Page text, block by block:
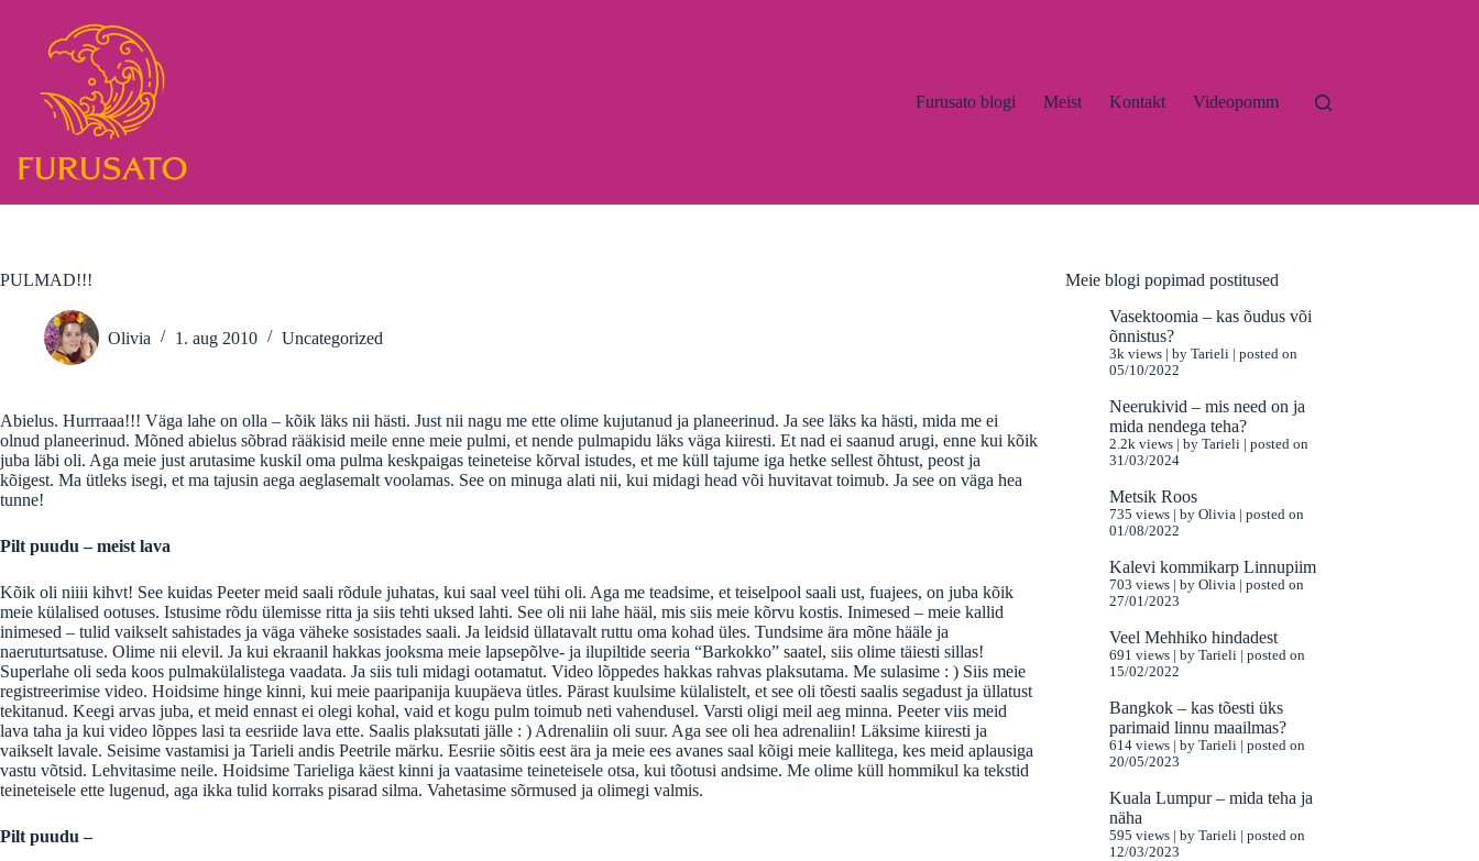
content
Furusato blogi Meist Kontakt Videopomm
PULMAD!!!
Olivia 1. aug 2010 Uncategorized
Abielus. Hurrraaa!!! Väga lahe on olla – kõik läks nii hästi. Just nii nagu me ette olime kujutanud ja planeerinud. Ja see läks ka hästi, mida me ei
olnud planeerinud. Mõned abielus sõbrad rääkisid meile enne meie pulmi, et nende pulmapidu läks väga kiiresti. Et nad ei saanud arugi, enne kui kõik
juba läbi oli. Aga meie just arutasime kuskil oma pulma keskpaigas teineteise kõrval istudes, et me küll tajume iga hetke sellest õhtust, peost ja
kõigest. Ma ütleks isegi, et ma tajusin aega aeglasemalt voolamas. See on minuga alati nii, kui midagi head või huvitavat toimub. Ja see on väga hea
tunne!
Pilt puudu – meist lava
Kõik oli niiii kihvt! See kuidas Peeter meid saali rõdule juhatas, kui saal veel tühi oli. Aga me teadsime, et teiselpool saali ust, fuajees, on juba kõik
meie külalised ootuses. Istusime rõdu ülemisse ritta ja siis tehti uksed lahti. See oli nii lahe hääl, mis siis meie kõrvu kostis. Inimesed – meie kallid
inimesed – tulid vaikselt sahistades ja väga väheke sosistades saali. Ja leidsid üllatavalt ruttu oma kohad üles. Tundsime ära mõne hääle ja
naeruturtsatuse. Olime nii elevil. Ja kui ekraanil hakkas jooksma meie lapsepõlve- ja ilupiltide seeria “Barkokko” saatel, siis olime täiesti sillas!
Superlahe oli seda koos pulmakülalistega vaadata. Ja siis tuli midagi ootamatut. Video lõppedes hakkas rahvas plaksutama. Me sulasime : ) Siis meie
registreerimise video. Hoidsime hinge kinni, kui meie paaripanija kuupäeva ütles. Pärast kuulsime külalistelt, et see oli tõesti saalis segadust ja üllatust
tekitanud. Keegi arvas juba, et meid ennast ei olegi kohal, vaid et kogu pulm toimub neti vahendusel. Varsti oligi meil aeg minna. Peeter viis meid
lava taha ja kui video lõppes lasi ta eesriide lava ette. Saalis plaksutati jälle : ) Adrenaliin oli suur. Aga see oli hea adrenaliin! Läksime kiiresti ja
vaikselt lavale. Seisime vastamisi ja Tarieli andis Peetrile märku. Eesriie sõitis eest ära ja meie ees avanes saal kõigi meie kallitega, kes meid aplausiga
vastu võtsid. Lehvitasime neile. Hoidsime Tarieliga käest kinni ja vaatasime teineteisele otsa, kui tõotusi andsime. Me olime küll hommikul ka tekstid
teineteisele ette lugenud, aga ikka tulid korraks pisarad silma. Vahetasime sõrmused ja olimegi valmis.
Pilt puudu –
Meie blogi popimad postitused
Vasektoomia – kas õudus või
õnnistus?
3k views| by Tarieli | posted on
05/10/2022
Neerukivid – mis need on ja
mida nendega teha?
2.2k views| by Tarieli | posted on
31/03/2024
Metsik Roos
735 views| by Olivia | posted on
01/08/2022
Kalevi kommikarp Linnupiim
703 views| by Olivia | posted on
27/01/2023
Veel Mehhiko hindadest
691 views| by Tarieli | posted on
15/02/2022
Bangkok – kas tõesti üks
parimaid linnu maailmas?
614 views| by Tarieli | posted on
20/05/2023
Kuala Lumpur – mida teha ja
näha
595 views| by Tarieli | posted on
12/03/2023